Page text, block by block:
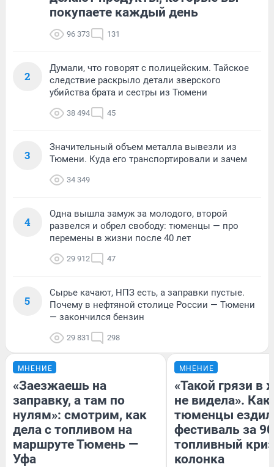
покупаете каждый день
96 373 131
2
Думали, что говорят с полицейским. Тайское
следствие раскрыло детали зверского
убийства брата и сестры из Тюмени
38 494 45
3
Значительный объем металла вывезли из
Тюмени. Куда его транспортировали и зачем
34 349
4
Одна вышла замуж за молодого, второй
развелся и обрел свободу: тюменцы — про
перемены в жизни после 40 лет
29 912 47
5
Сырье качают, НПЗ есть, а заправки пустые.
Почему в нефтяной столице России — Тюмени
— закончился бензин
29 831 298
МНЕНИЕ
«Заезжаешь на
заправку, а там по
нулям»: смотрим, как
дела с топливом на
маршруте Тюмень —
Уфа
МНЕНИЕ
«Такой грязи в
не видела». Как
тюменцы
фестиваль за
топливный
колонка